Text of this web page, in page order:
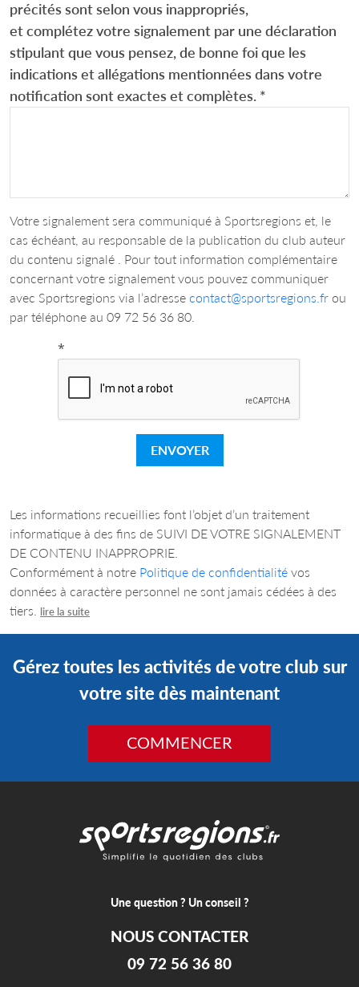
précités sont selon vous inappropriés,
et complétez votre signalement par une déclaration
stipulant que vous pensez, de bonne foi que les
indications et allégations mentionnées dans votre
notification sont exactes et complètes. *
Votre signalement sera communiqué à Sportsregions et, le
cas échéant, au responsable de la publication du club auteur
du contenu signalé . Pour tout information complémentaire
concernant votre signalement vous pouvez communiquer
avec Sportsregions via l’adresse contact@sportsregions.fr ou
par téléphone au 09 72 56 36 80.
*
ENVOYER
Les informations recueillies font l’objet d’un traitement
informatique à des fins de SUIVI DE VOTRE SIGNALEMENT
DE CONTENU INAPPROPRIE.
Conformément à notre Politique de confidentialité vos
données à caractère personnel ne sont jamais cédées à des
tiers.
lire la suite
Gérez toutes les activités de votre club sur
votre site dès maintenant
COMMENCER
Une question ? Un conseil ?
NOUS CONTACTER
09 72 56 36 80